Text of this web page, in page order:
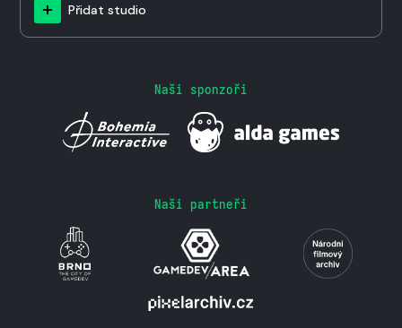
Přidat studio
Naši sponzoři
Naši partneři